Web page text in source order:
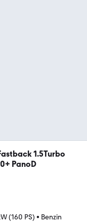
1.5Turbo
PanoD
(160 PS) • Benzin